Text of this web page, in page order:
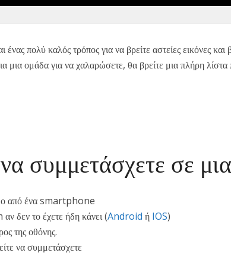
πολύ καλός τρόπος για να βρείτε αστείες εικόνες
μια ομάδα για να χαλαρώσετε, θα βρείτε μια πλήρη
συμμετάσχετε σε
από ένα smartphone
δεν το έχετε ήδη κάνει (Android ή IOS)
της οθόνης.
να συμμετάσχετε